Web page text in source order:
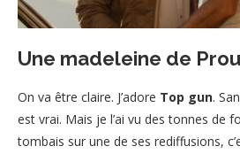
Une madeleine de
On va être claire. J’adore Top gun.
est vrai. Mais je l’ai vu des tonnes de
tombais sur une de ses rediffusions,